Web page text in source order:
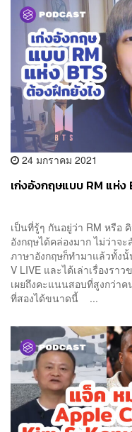
24 มกราคม 2021
เก่งอังกฤษแบบ RM แห่
เป็นที่รู้ๆ กันอยู่ว่า RM หรือ
อังกฤษได้คล่องมาก ไม่ว่า
ภาษาอังกฤษก็ทำมาแล้วทั้ง
V LIVE และได้เล่าเรื่องรา
เผยถึงคะแนนสอบที่สูงกว่าค
ที่สองได้ขนาดนี้ ...